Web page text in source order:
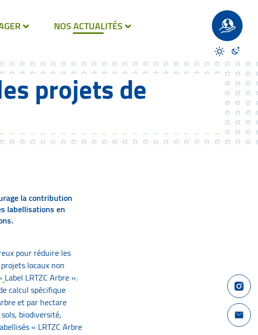
NOS ACTUALITÉS
Un site éco-
Désactiver
projets de
la contribution
labellisations en
pour réduire les
locaux non
Label LRTZC Arbre ».
calcul spécifique
et par hectare
biodiversité,
« LRTZC Arbre
Compte
Nous